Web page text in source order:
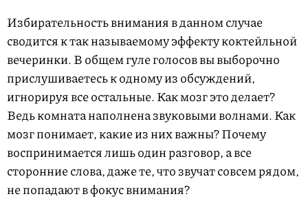
Избирательность внимания в данном случае
сводится к так называемому эффекту коктейльной
вечеринки. В общем гуле голосов вы выборочно
прислушиваетесь к одному из обсуждений,
игнорируя все остальные. Как мозг это делает?
Ведь комната наполнена звуковыми волнами. Как
мозг понимает, какие из них важны? Почему
воспринимается лишь один разговор, а все
сторонние слова, даже те, что звучат совсем рядом,
не попадают в фокус внимания?